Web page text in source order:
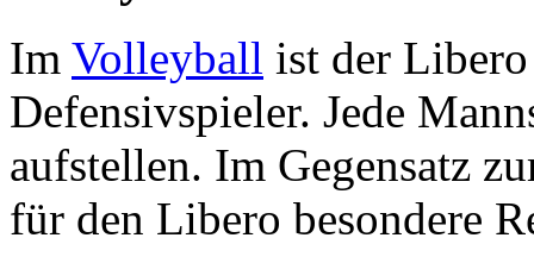
Im Volleyball ist der
Defensivspieler. Jede
aufstellen. Im Gegensatz
für den Libero besondere